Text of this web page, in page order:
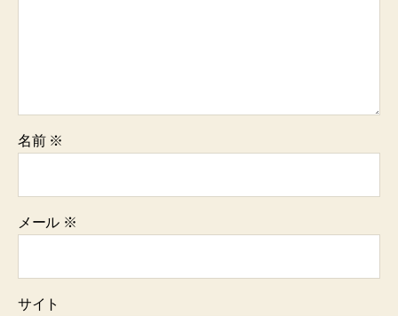
名前 ※
メール ※
サイト